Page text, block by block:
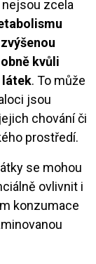
zcela
kvůli
látek. To může
jsou
chování či
prostředí.
se mohou
ovlivnit i
konzumace